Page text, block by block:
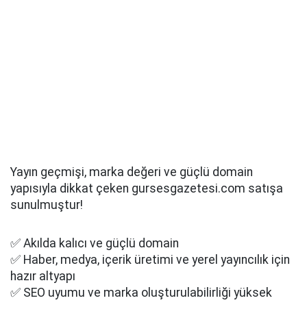
Yayın geçmişi, marka değeri ve güçlü domain
yapısıyla dikkat çeken gursesgazetesi.com satışa
sunulmuştur!
✅ Akılda kalıcı ve güçlü domain
✅ Haber, medya, içerik üretimi ve yerel yayıncılık için
hazır altyapı
✅ SEO uyumu ve marka oluşturulabilirliği yüksek